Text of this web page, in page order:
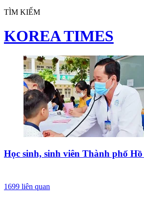
TÌM KIẾM
KOREA TIMES
Học sinh, sinh viên Thành phố
1699 liên quan